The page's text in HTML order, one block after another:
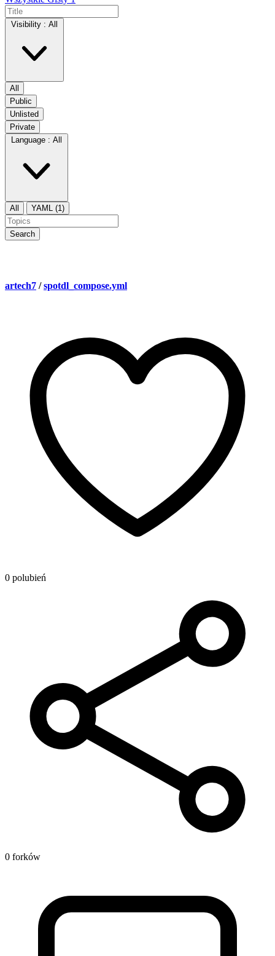
Visibility : All
All
Public
Unlisted
Private
Language : All
All YAML (1)
Search
artech7 / spotdl_compose.yml
0 polubień
0 forków